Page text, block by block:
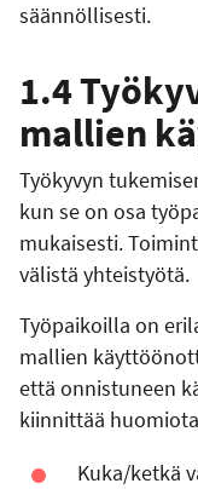
säännöllisesti.
1.4
mallien
Työkyvyn
kun se on osa
mukaisesti.
välistä yhteistyötä.
Työpaikoilla on
mallien
että onnistuneen
kiinnittää
Kuka/ketkä